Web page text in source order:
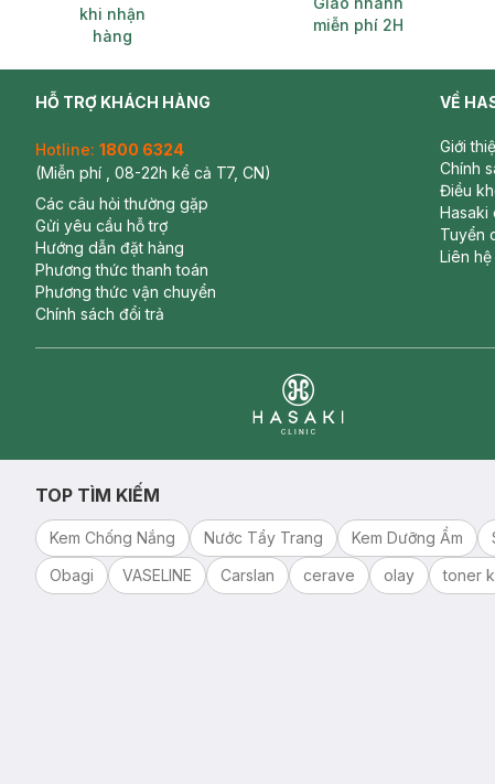
khi nhận
hàng
miễn phí 2H
HỖ TRỢ KHÁCH HÀNG
Hotline: 1800 6324
(Miễn phí , 08-22h kể cả T7, CN)
Các câu hỏi thường gặp
Gửi yêu cầu hỗ trợ
Hướng dẫn đặt hàng
Phương thức thanh toán
Phương thức vận chuyển
Chính sách đổi trả
VỀ
Giới
Chính
Điều
Hasaki
Tuyển
Liên hệ
TOP TÌM KIẾM
Kem Chống Nắng Nước Tẩy Trang Kem Dưỡng Ẩm
Obagi
VASELINE Carslan cerave olay toner